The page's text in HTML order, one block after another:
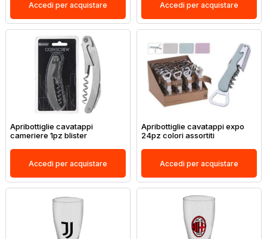
Accedi per acquistare Accedi per acquistare
Apribottiglie cavatappi
cameriere 1pz blister
Accedi per acquistare
Apribottiglie cavatappi expo
24pz colori assortiti
Accedi per acquistare